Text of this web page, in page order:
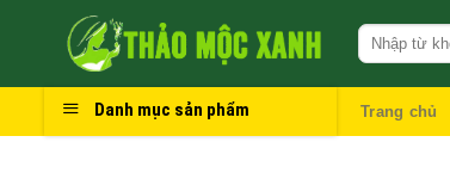
Danh mục sản phẩm Trang chủ